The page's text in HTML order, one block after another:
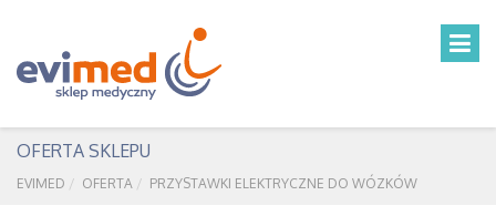
OFERTA SKLEPU
EVIMED OFERTA PRZYSTAWKI ELEKTRYCZNE DO WÓZKÓW